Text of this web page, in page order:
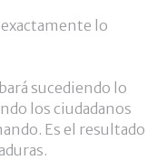
exactamente lo
sucediendo lo
los ciudadanos
Es el resultado